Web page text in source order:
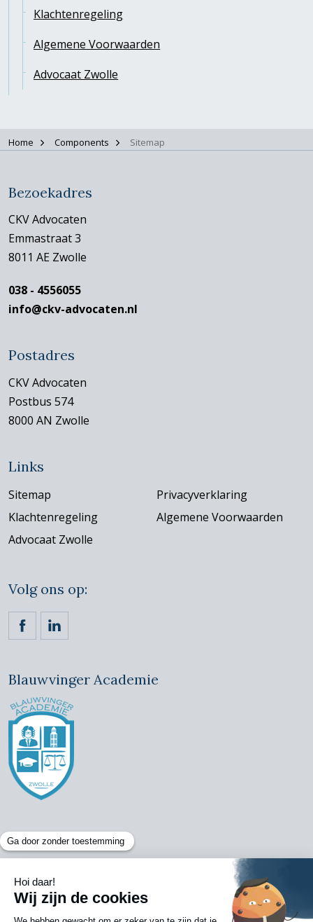
Klachtenregeling
Algemene Voorwaarden
Advocaat Zwolle
Home Components Sitemap
Bezoekadres
CKV Advocaten
Emmastraat 3
8011 AE Zwolle
038 - 4556055
info@ckv-advocaten.nl
Postadres
CKV Advocaten
Postbus 574
8000 AN Zwolle
Links
Sitemap
Privacyverklaring
Klachtenregeling
Algemene Voorwaarden
Advocaat Zwolle
Volg ons op:
Blauwvinger Academie
Copyright
© 2024 CKV-Advocaten, Alle rechten voorbehouden
Gerealiseerd doorNedfinity